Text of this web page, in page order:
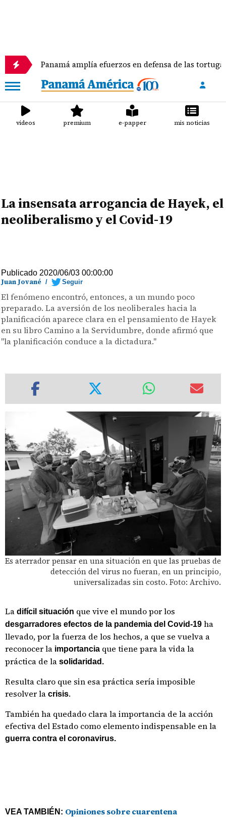
Panamá amplía efuerzos en defensa de las tortugas
videos premium e-papper mis noticias
La insensata arrogancia de Hayek, el
neoliberalismo y el Covid-19
Publicado 2020/06/03 00:00:00
Juan Jované / Seguir
El fenómeno encontró, entonces, a un mundo poco
preparado. La aversión de los neoliberales hacia la
planificación aparece clara en el pensamiento de Hayek
en su libro Camino a la Servidumbre, donde afirmó que
"la planificación conduce a la dictadura."
Es aterrador pensar en una situación en que las pruebas de
detección del virus no fueran, en un principio,
universalizadas sin costo. Foto: Archivo.
La difícil situación que vive el mundo por los
desgarradores efectos de la pandemia del Covid-19 ha
llevado, por la fuerza de los hechos, a que se vuelva a
reconocer la importancia que tiene para la vida la
práctica de la solidaridad.
Resulta claro que sin esa práctica sería imposible
resolver la crisis.
También ha quedado clara la importancia de la acción
efectiva del Estado como elemento indispensable en la
guerra contra el coronavirus.
VEA TAMBIÉN: Opiniones sobre cuarentena